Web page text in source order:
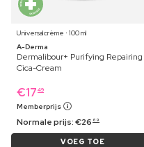
Universalcrème ⋅ 100 ml
A-Derma
Dermalibour+ Purifying Repairing
Cica-Cream
€17 49
Memberprijs
Normale prijs:€26 69
VOEG TOE